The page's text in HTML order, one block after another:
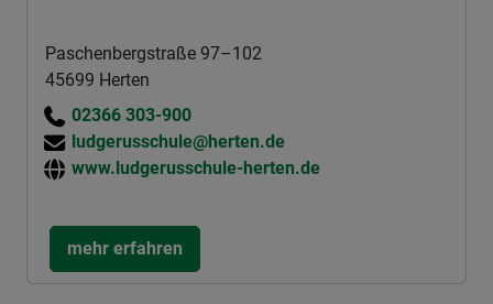
Paschenbergstraße 97–102
45699 Herten
02366 303-900
ludgerusschule@herten.de
www.ludgerusschule-herten.de
mehr erfahren